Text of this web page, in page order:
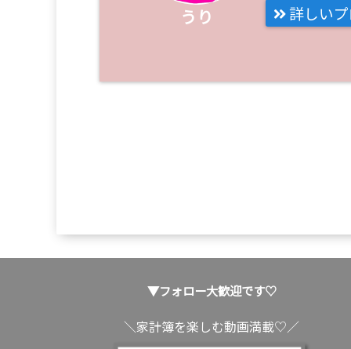
うり 詳しいプ
▼フォロー大歓迎です♡
＼家計簿を楽しむ動画満載♡／